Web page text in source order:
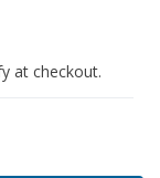
at checkout.